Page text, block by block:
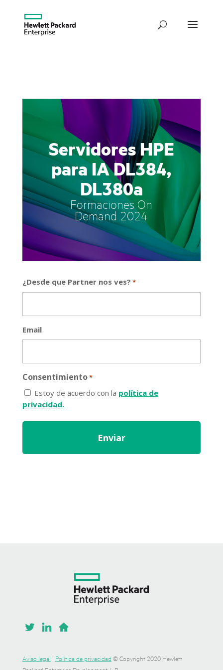
Servidores HPE
para IA DL384,
DL380a
Formaciones On
Demand 2024
¿Desde que Partner nos ves? *
Email
Consentimiento*
Estoy de acuerdo con la política de
privacidad.
Aviso legal | Política de privacidad © Copyright 2020 Hewlett